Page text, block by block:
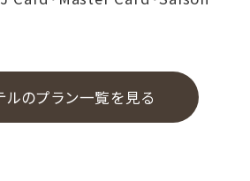
ルのプラン一覧を見る